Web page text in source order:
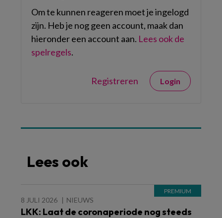
Om te kunnen reageren moet je ingelogd
zijn. Heb je nog geen account, maak dan
hieronder een account aan. Lees ook de
spelregels.
Registreren Login
Lees ook
8 JULI 2026 NIEUWS
LKK: Laat de coronaperiode nog steeds